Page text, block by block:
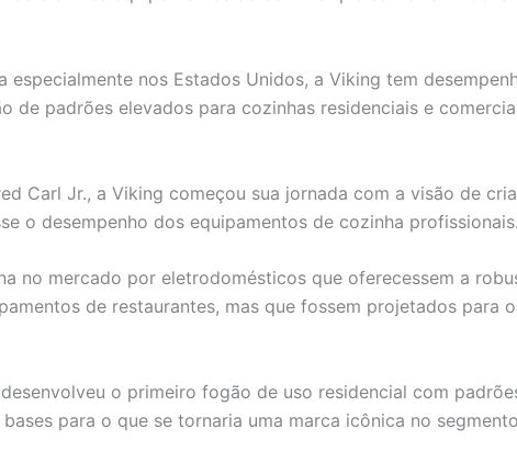
especialmente nos Estados Unidos, a Viking tem
de padrões elevados para cozinhas residenciais e
Carl Jr., a Viking começou sua jornada com a visão de
o desempenho dos equipamentos de cozinha profissionais.
no mercado por eletrodomésticos que oferecessem a
de restaurantes, mas que fossem projetados para
o primeiro fogão de uso residencial com
para o que se tornaria uma marca icônica no